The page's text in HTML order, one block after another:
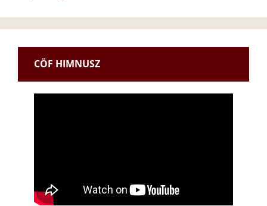
CÖF HIMNUSZ